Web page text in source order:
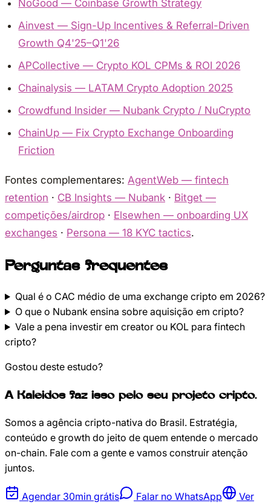
NoGood — Coinbase Growth Strategy
Ainvest — Sign-Up Incentives & Referral-Driven
Growth Q4'25–Q1'26
APCollective — Crypto KOL CPMs & ROI 2026
Chainalysis — LATAM Crypto Adoption 2025
Crowdfund Insider — Nubank Crypto / NuCrypto
ChainUp — Fix Crypto Exchange Onboarding
Friction
Fontes complementares: AgentWeb — fintech
retention · CB Insights — Nubank · Bitget —
competições/airdrop · Elsewhen — onboarding UX
exchanges · Persona — 18 KYC tactics.
Perguntas frequentes
Qual é o CAC médio de uma exchange cripto em 2026?
O que o Nubank ensina sobre aquisição em cripto?
Vale a pena investir em creator ou KOL para fintech
cripto?
Gostou deste estudo?
A Kaleidos faz isso pelo seu projeto cripto.
Somos a agência cripto-nativa do Brasil. Estratégia,
conteúdo e growth do jeito de quem entende o mercado
on-chain. Fale com a gente e vamos construir atenção
juntos.
Agendar 30min grátis Falar no WhatsApp
Ver